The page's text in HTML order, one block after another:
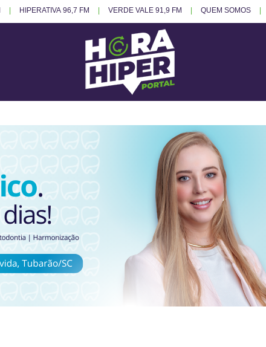
HIPERATIVA 96,7 FM VERDE VALE 91,9 FM QUEM SOMOS